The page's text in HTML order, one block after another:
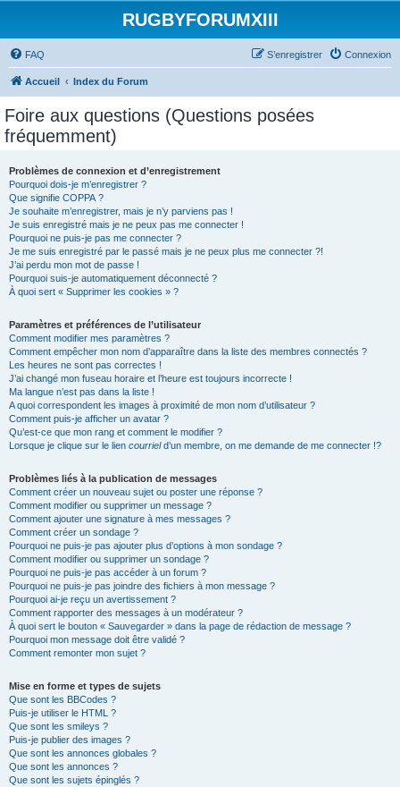
RUGBYFORUMXIII
FAQ Connexion
S’enregistrer
Accueil Index du Forum
Foire aux questions (Questions posées
fréquemment)
Problèmes de connexion et d’enregistrement
Pourquoi dois-je m’enregistrer ?
Que signifie COPPA ?
Je souhaite m’enregistrer, mais je n’y parviens pas !
Je suis enregistré mais je ne peux pas me connecter !
Pourquoi ne puis-je pas me connecter ?
Je me suis enregistré par le passé mais je ne peux plus me connecter ?!
J’ai perdu mon mot de passe !
Pourquoi suis-je automatiquement déconnecté ?
À quoi sert « Supprimer les cookies » ?
Paramètres et préférences de l’utilisateur
Comment modifier mes paramètres ?
Comment empêcher mon nom d’apparaître dans la liste des membres connectés ?
Les heures ne sont pas correctes !
J’ai changé mon fuseau horaire et l’heure est toujours incorrecte !
Ma langue n’est pas dans la liste !
A quoi correspondent les images à proximité de mon nom d’utilisateur ?
Comment puis-je afficher un avatar ?
Qu’est-ce que mon rang et comment le modifier ?
Lorsque je clique sur le lien courrield’un membre, on me demande de me connecter !?
Problèmes liés à la publication de messages
Comment créer un nouveau sujet ou poster une réponse ?
Comment modifier ou supprimer un message ?
Comment ajouter une signature à mes messages ?
Comment créer un sondage ?
Pourquoi ne puis-je pas ajouter plus d’options à mon sondage ?
Comment modifier ou supprimer un sondage ?
Pourquoi ne puis-je pas accéder à un forum ?
Pourquoi ne puis-je pas joindre des fichiers à mon message ?
Pourquoi ai-je reçu un avertissement ?
Comment rapporter des messages à un modérateur ?
À quoi sert le bouton « Sauvegarder » dans la page de rédaction de message ?
Pourquoi mon message doit être validé ?
Comment remonter mon sujet ?
Mise en forme et types de sujets
Que sont les BBCodes ?
Puis-je utiliser le HTML ?
Que sont les smileys ?
Puis-je publier des images ?
Que sont les annonces globales ?
Que sont les annonces ?
Que sont les sujets épinglés ?